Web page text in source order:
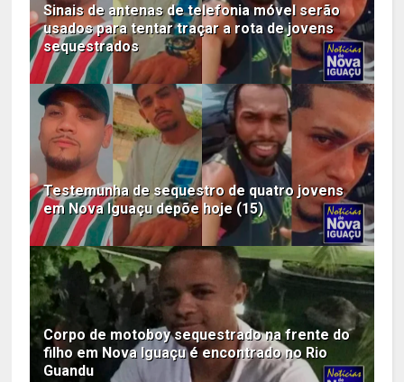
Sinais de antenas de telefonia móvel serão
usados para tentar traçar a rota de jovens
sequestrados
Testemunha de sequestro de quatro jovens
em Nova Iguaçu depõe hoje (15)
Corpo de motoboy sequestrado na frente do
filho em Nova Iguaçu é encontrado no Rio
Guandu